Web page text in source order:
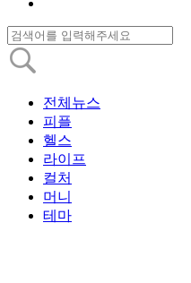
전체뉴스
피플
헬스
라이프
컬처
머니
테마